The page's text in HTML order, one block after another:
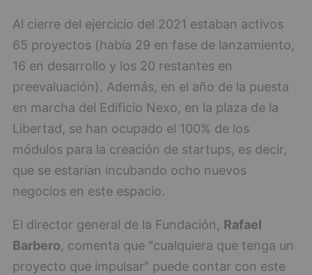
Al cierre del ejercicio del 2021 estaban activos
65 proyectos (había 29 en fase de lanzamiento,
16 en desarrollo y los 20 restantes en
preevaluación). Además, en el año de la puesta
en marcha del Edificio Nexo, en la plaza de la
Libertad, se han ocupado el 100% de los
módulos para la creación de startups, es decir,
que se estarían incubando ocho nuevos
negocios en este espacio.
El director general de la Fundación, Rafael
Barbero, comenta que "cualquiera que tenga un
proyecto que impulsar" puede contar con este